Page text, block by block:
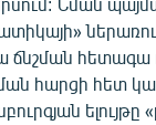
ճնշման
հարցի հետ
ելույթը